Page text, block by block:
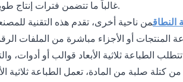
غالباً ما تتضمن فترات إنتاج طويلة، وتكاليف أدوات عالية، وقيوداً على مرونة التصميم.
النطاق